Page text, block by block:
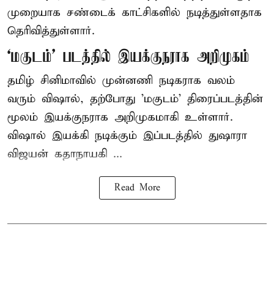
முறையாக சண்டைக் காட்சிகளில் நடித்துள்ளதாக
தெரிவித்துள்ளார்.
‘மகுடம்’ படத்தில் இயக்குநராக அறிமுகம்
தமிழ் சினிமாவில் முன்னணி நடிகராக வலம்
வரும் விஷால், தற்போது 'மகுடம்' திரைப்படத்தின்
மூலம் இயக்குநராக அறிமுகமாகி உள்ளார்.
விஷால் இயக்கி நடிக்கும் இப்படத்தில் துஷாரா
விஜயன் கதாநாயகி ...
Read More